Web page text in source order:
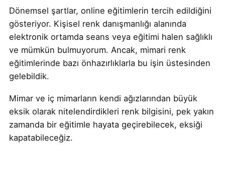
Dönemsel şartlar, online eğitimlerin tercih edildiğini
gösteriyor. Kişisel renk danışmanlığı alanında
elektronik ortamda seans veya eğitimi halen sağlıklı
ve mümkün bulmuyorum. Ancak, mimari renk
eğitimlerinde bazı önhazırlıklarla bu işin üstesinden
gelebildik.
Mimar ve iç mimarların kendi ağızlarından büyük
eksik olarak nitelendirdikleri renk bilgisini, pek yakın
zamanda bir eğitimle hayata geçirebilecek, eksiği
kapatabileceğiz.